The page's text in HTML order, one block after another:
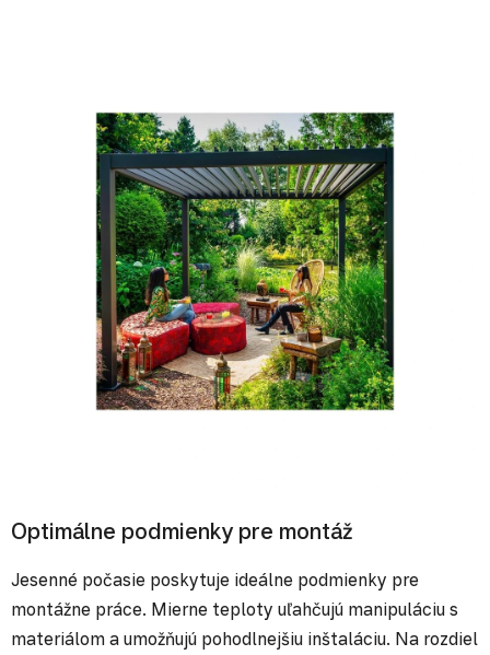
Optimálne podmienky pre montáž
Jesenné počasie poskytuje ideálne podmienky pre
montážne práce. Mierne teploty uľahčujú manipuláciu s
materiálom a umožňujú pohodlnejšiu inštaláciu. Na rozdiel